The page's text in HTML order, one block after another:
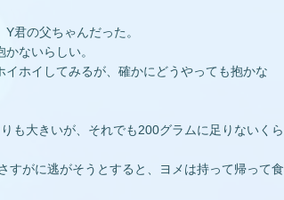
君の父ちゃんだった。
ないらしい。
ホイしてみるが、確かにどうやっても抱かな
も大きいが、それでも200グラムに足りないくら
すがに逃がそうとすると、ヨメは持って帰って食